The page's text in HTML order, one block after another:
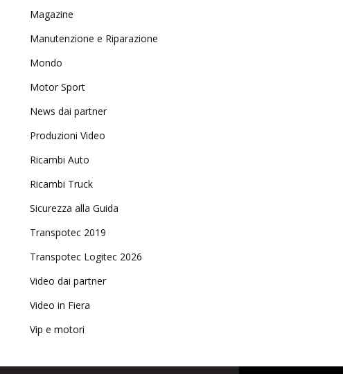
Magazine
Manutenzione e Riparazione
Mondo
Motor Sport
News dai partner
Produzioni Video
Ricambi Auto
Ricambi Truck
Sicurezza alla Guida
Transpotec 2019
Transpotec Logitec 2026
Video dai partner
Video in Fiera
Vip e motori